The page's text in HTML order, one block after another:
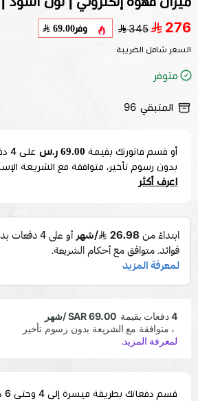
276
345 وفر69.00
السعر شامل الضريبة
متوفر
المتبقي 96
أو قسم فاتورتك بقيمة 69.00 ر.س على 4
بدون رسوم تأخير، متوافقة مع الشريعة
اعرف أكثر